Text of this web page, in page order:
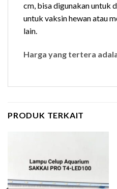
cm, bisa digunakan untuk
untuk vaksin hewan atau
lain.
Harga yang tertera
PRODUK TERKAIT